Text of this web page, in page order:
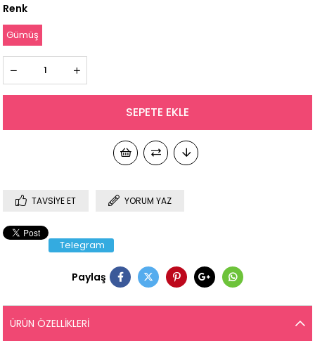
Renk
Gümüş
TAVSIYE ET YORUM YAZ
Telegram
Paylaş
ÜRÜN ÖZELLIKLERI